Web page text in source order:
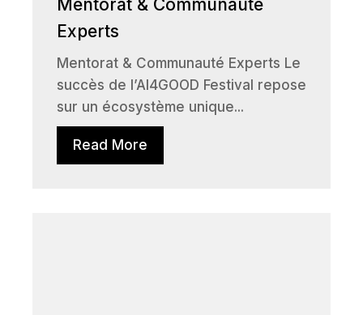
Mentorat & Communauté
Experts
Mentorat & Communauté Experts Le
succès de l’AI4GOOD Festival repose
sur un écosystème unique...
Read More